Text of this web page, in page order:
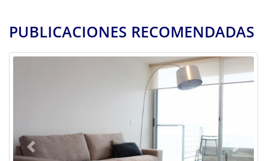
PUBLICACIONES RECOMENDADAS
Previous Next